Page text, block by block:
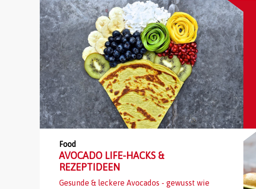
Food
AVOCADO LIFE-HACKS &
REZEPTIDEEN
Gesunde & leckere Avocados - gewusst wie